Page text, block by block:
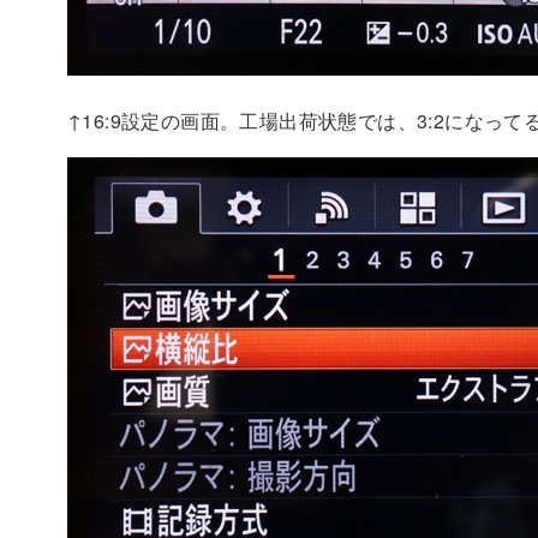
↑16:9設定の画面。工場出荷状態では、3:2になって